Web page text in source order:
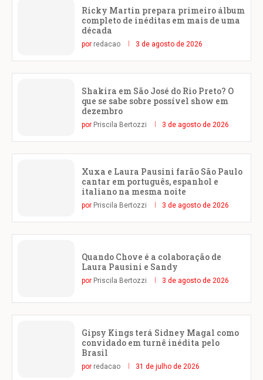
Ricky Martin prepara primeiro álbum
completo de inéditas em mais de uma
década
por redacao 3 de agosto de 2026
Shakira em São José do Rio Preto? O
que se sabe sobre possível show em
dezembro
por Priscila Bertozzi 3 de agosto de 2026
Xuxa e Laura Pausini farão São Paulo
cantar em português, espanhol e
italiano na mesma noite
por Priscila Bertozzi 3 de agosto de 2026
Quando Chove é a colaboração de
Laura Pausini e Sandy
por Priscila Bertozzi 3 de agosto de 2026
Gipsy Kings terá Sidney Magal como
convidado em turnê inédita pelo
Brasil
por redacao 31 de julho de 2026